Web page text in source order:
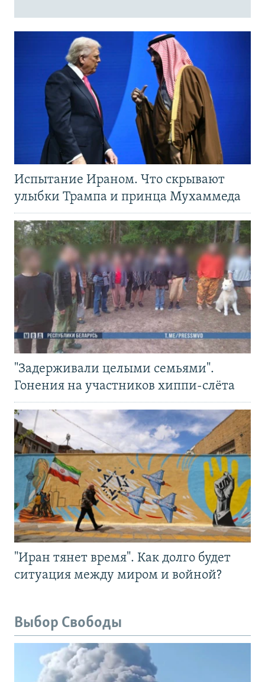
Испытание Ираном. Что скрывают
улыбки Трампа и принца Мухаммеда
"Задерживали целыми семьями".
Гонения на участников хиппи-слёта
"Иран тянет время". Как долго будет
ситуация между миром и войной?
Выбор Свободы